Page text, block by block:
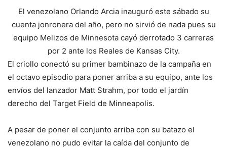
El venezolano Orlando Arcia inauguró este sábado su
cuenta jonronera del año, pero no sirvió de nada pues su
equipo Melizos de Minnesota cayó derrotado 3 carreras
por 2 ante los Reales de Kansas City.
El criollo conectó su primer bambinazo de la campaña en
el octavo episodio para poner arriba a su equipo, ante los
envíos del lanzador Matt Strahm, por todo el jardín
derecho del Target Field de Minneapolis.
A pesar de poner el conjunto arriba con su batazo el
venezolano no pudo evitar la caída del conjunto de